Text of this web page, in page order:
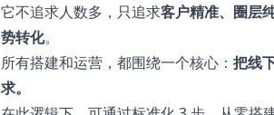
它不追求人数多，只追求客户精准、圈层
势转化。
所有搭建和运营，都围绕一个核心： 把线
求。